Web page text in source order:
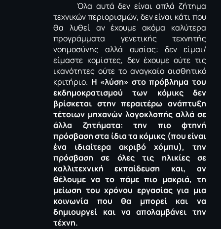
Όλα αυτά δεν είναι απλά ζήτημα
τεχνικών περιορισμών, δεν είναι κάτι που
θα λυθεί αν έχουμε ακόμα καλύτερα
προγράμματα γενετικής τεχνητής
νοημοσύνης αλλά ουσίας: δεν είμαι/
είμαστε κομίστες, δεν έχουμε ούτε τις
ικανότητες ούτε το αναγκαίο αισθητικό
κριτήριο. Η «λύση» στο πρόβλημα του
εκδημοκρατισμού των κόμικς δεν
βρίσκεται στην περαιτέρω ανάπτυξη
τέτοιων μηχανών λογοκλοπής αλλά σε
άλλα ζητήματα: την πιο φτηνή
πρόσβαση στα ίδια τα κόμικς (που είναι
ένα ιδιαίτερα ακριβό χόμπυ), την
πρόσβαση σε όλες τις ηλικίες σε
καλλιτεχνική εκπαίδευση και, αν
θέλουμε να το πάμε πιο μακριά, τη
μείωση του χρόνου εργασίας για μια
κοινωνία που θα μπορεί και να
δημιουργεί και να απολαμβάνει την
τέχνη.